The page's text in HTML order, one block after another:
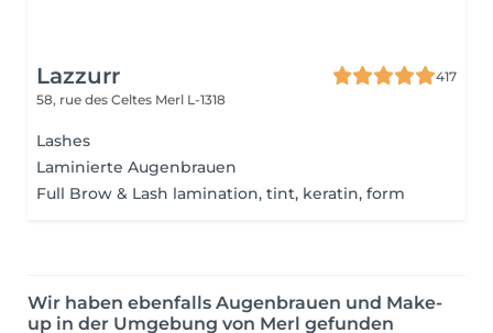
Lazzurr
417
58, rue des Celtes Merl L-1318
Lashes
Laminierte Augenbrauen
Full Brow & Lash lamination, tint, keratin, form
Wir haben ebenfalls Augenbrauen und Make-
up in der Umgebung von Merl gefunden